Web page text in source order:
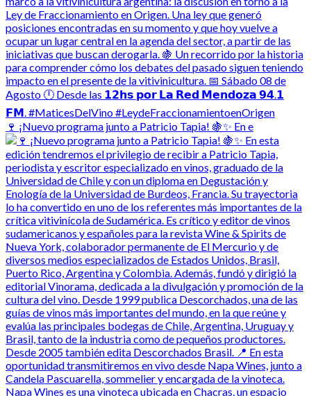
🍷 ¡Nuevo programa junto a Patricio Tapia! 🍇✨ En e